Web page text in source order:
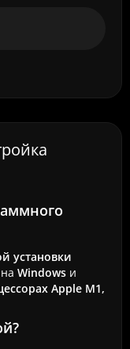
установки
Windows и
Apple M1,